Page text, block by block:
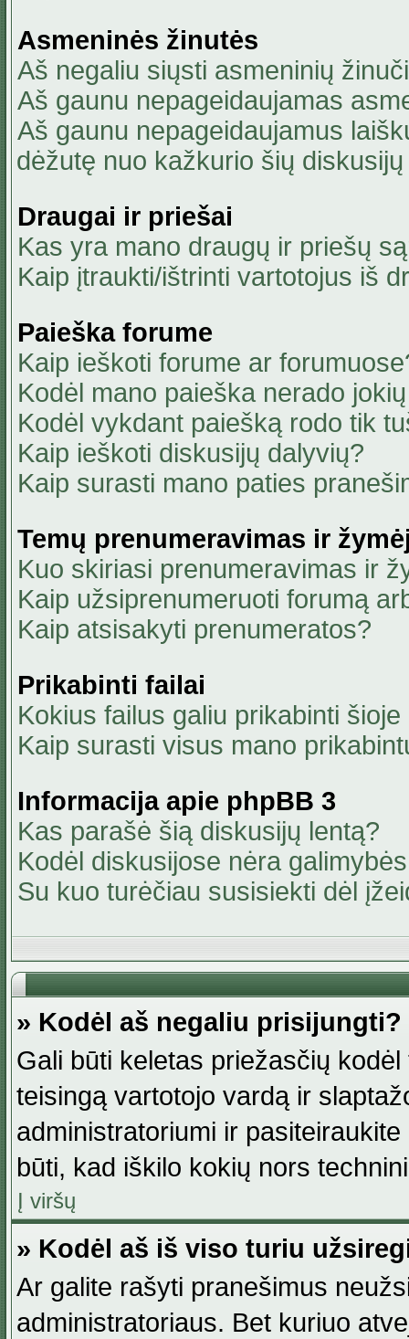
Asmeninės žinutės
Aš negaliu siųsti asmeninių
Aš gaunu nepageidaujamas
Aš gaunu nepageidaujamus
dėžutę nuo kažkurio šių
Draugai ir priešai
Kas yra mano draugų ir priešų
Kaip įtraukti/ištrinti vartotojus iš
Paieška forume
Kaip ieškoti forume ar
Kodėl mano paieška nerado
Kodėl vykdant paiešką rodo tik
Kaip ieškoti diskusijų dalyvių?
Kaip surasti mano paties
Temų prenumeravimas ir
Kuo skiriasi prenumeravimas ir
Kaip užsiprenumeruoti forumą
Kaip atsisakyti prenumeratos?
Prikabinti failai
Kokius failus galiu prikabinti
Kaip surasti visus mano
Informacija apie phpBB 3
Kas parašė šią diskusijų lentą?
Kodėl diskusijose nėra
Su kuo turėčiau susisiekti dėl
» Kodėl aš negaliu prisijungti?
Gali būti keletas priežasčių
teisingą vartotojo vardą ir
administratoriumi ir
būti, kad iškilo kokių nors
Į viršų
» Kodėl aš iš viso turiu
Ar galite rašyti pranešimus
administratoriaus. Bet kuriuo